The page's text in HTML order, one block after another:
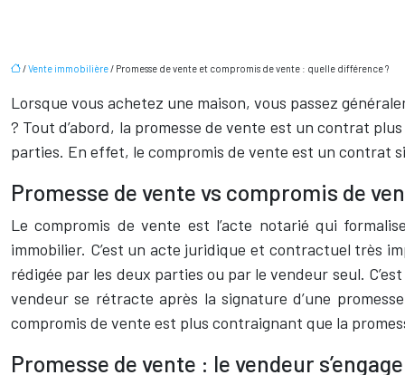
/Vente immobilière/ Promesse de vente et compromis de vente : quelle différence ?
Lorsque vous achetez une maison, vous passez
? Tout d’abord, la promesse de vente est un contrat
parties. En effet, le compromis de vente est un contrat
Promesse de vente vs compromis de
Le compromis de vente est l’acte notarié qui
immobilier. C’est un acte juridique et contractuel très
rédigée par les deux parties ou par le vendeur seul.
vendeur se rétracte après la signature d’une
compromis de vente est plus contraignant que la
Promesse de vente : le vendeur